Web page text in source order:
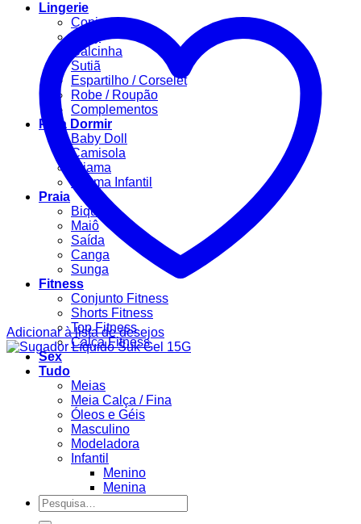
Lingerie
Conjuntos
Body
Calcinha
Sutiã
Espartilho / Corselet
Robe / Roupão
Complementos
Para Dormir
Baby Doll
Camisola
Pijama
Pijama Infantil
Praia
Biquíni
Maiô
Saída
Canga
Sunga
Fitness
Conjunto Fitness
Shorts Fitness
Top Fitness
Calça Fitness
Sex
Tudo
Meias
Meia Calça / Fina
Óleos e Géis
Masculino
Modeladora
Infantil
Menino
Menina
Pesquisar
por:
Adicionar à lista de desejos